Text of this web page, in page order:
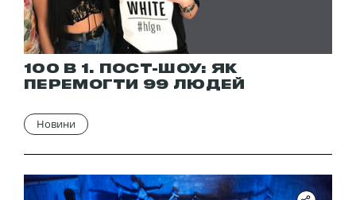
100 В 1. ПОСТ-ШОУ: ЯК
ПЕРЕМОГТИ 99 ЛЮДЕЙ
Новини